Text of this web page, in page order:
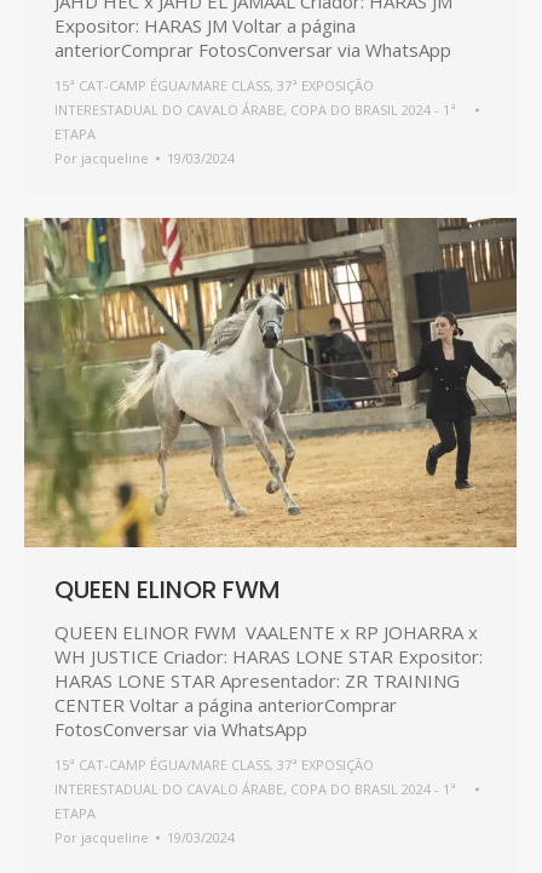
Expositor: HARAS JM Voltar a página
anteriorComprar FotosConversar via WhatsApp
15ª CAT-CAMP ÉGUA/MARE CLASS, 37ª EXPOSIÇÃO
INTERESTADUAL DO CAVALO ÁRABE, COPA DO BRASIL 2024 - 1ª
ETAPA
Por jacqueline 19/03/2024
QUEEN ELINOR FWM
QUEEN ELINOR FWM VAALENTE x RP JOHARRA x
WH JUSTICE Criador: HARAS LONE STAR Expositor:
HARAS LONE STAR Apresentador: ZR TRAINING
CENTER Voltar a página anteriorComprar
FotosConversar via WhatsApp
15ª CAT-CAMP ÉGUA/MARE CLASS, 37ª EXPOSIÇÃO
INTERESTADUAL DO CAVALO ÁRABE, COPA DO BRASIL 2024 - 1ª
ETAPA
Por jacqueline 19/03/2024